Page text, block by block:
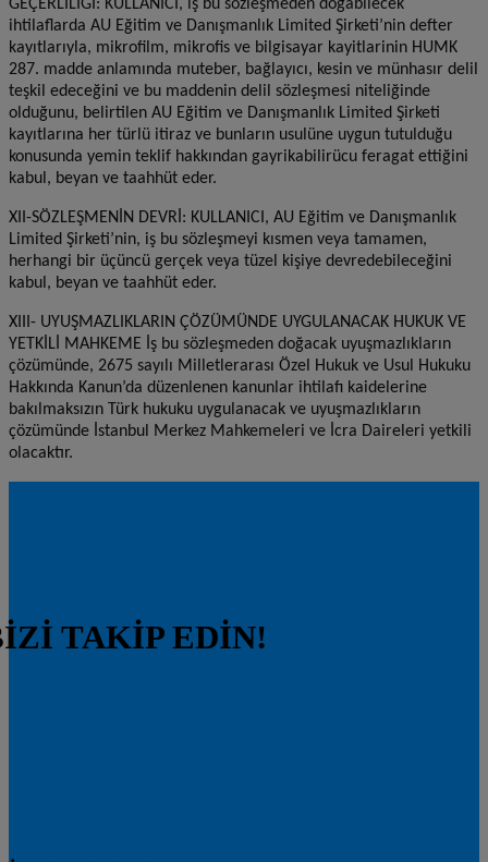
GEÇERLİLİĞİ: KULLANICI, iş bu sözleşmeden doğabilecek
ihtilaflarda AU Eğitim ve Danışmanlık Limited Şirketi’nin defter
kayıtlarıyla, mikrofilm, mikrofis ve bilgisayar kayitlarinin HUMK
287. madde anlamında muteber, bağlayıcı, kesin ve münhasır delil
teşkil edeceğini ve bu maddenin delil sözleşmesi niteliğinde
olduğunu, belirtilen AU Eğitim ve Danışmanlık Limited Şirketi
kayıtlarına her türlü itiraz ve bunların usulüne uygun tutulduğu
konusunda yemin teklif hakkından gayrikabilirücu feragat ettiğini
kabul, beyan ve taahhüt eder.
XII-SÖZLEŞMENİN DEVRİ: KULLANICI, AU Eğitim ve Danışmanlık
Limited Şirketi’nin, iş bu sözleşmeyi kısmen veya tamamen,
herhangi bir üçüncü gerçek veya tüzel kişiye devredebileceğini
kabul, beyan ve taahhüt eder.
XIII- UYUŞMAZLIKLARIN ÇÖZÜMÜNDE UYGULANACAK HUKUK VE
YETKİLİ MAHKEME İş bu sözleşmeden doğacak uyuşmazlıkların
çözümünde, 2675 sayılı Milletlerarası Özel Hukuk ve Usul Hukuku
Hakkında Kanun’da düzenlenen kanunlar ihtilafı kaidelerine
bakılmaksızın Türk hukuku uygulanacak ve uyuşmazlıkların
çözümünde İstanbul Merkez Mahkemeleri ve İcra Daireleri yetkili
olacaktır.
TAKİP EDİN!